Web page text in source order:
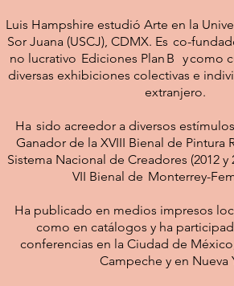
Luis Hampshire estudió Arte en la
Sor Juana (USCJ), CDMX. Es co-
no lucrativo Ediciones Plan B y como
diversas exhibiciones colectivas e
extranjero.
Ha sido acreedor a diversos
Ganador de la XVIII Bienal de Pintura
Sistema Nacional de Creadores (2012 y
VII Bienal de Monterrey-
Ha publicado en medios impresos
como en catálogos y ha
conferencias en la Ciudad de
Campeche y en Nueva